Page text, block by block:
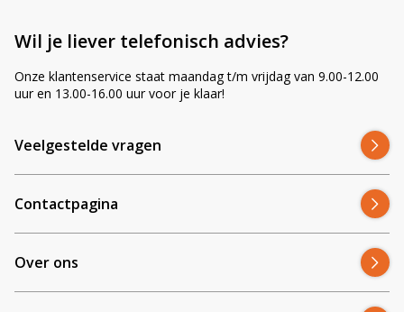
Wil je liever telefonisch advies?
Onze klantenservice staat maandag t/m vrijdag van 9.00-12.00
uur en 13.00-16.00 uur voor je klaar!
Veelgestelde vragen
Contactpagina
Over ons